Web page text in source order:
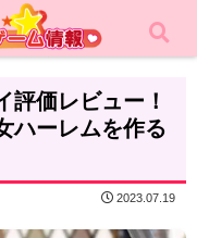
ーション
評価レビュー！
ハーレムを作る
2023.07.19